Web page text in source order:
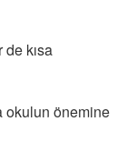
kısa
okulun önemine